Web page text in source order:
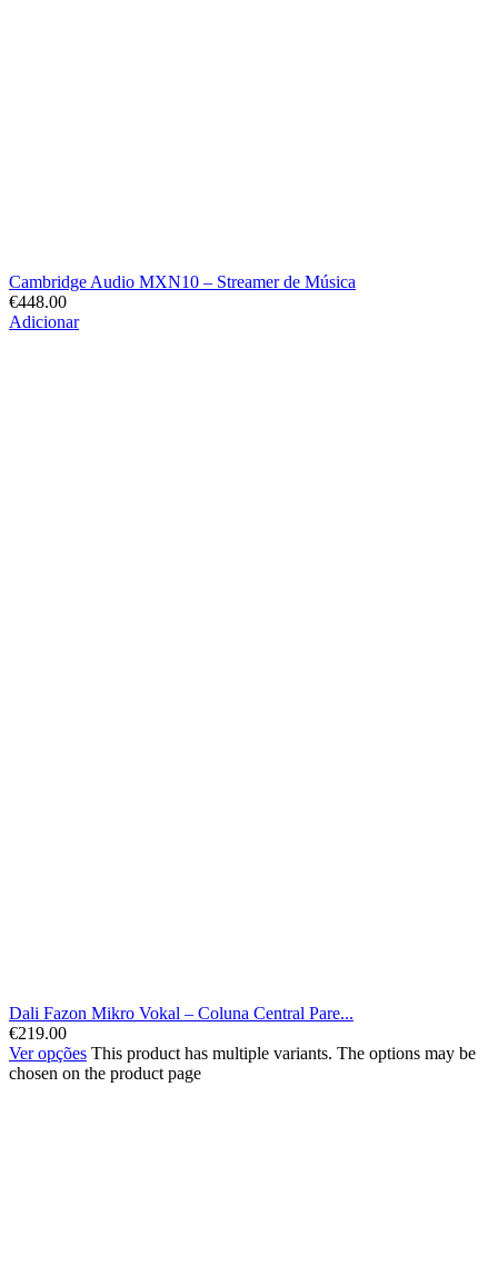
Cambridge Audio MXN10 – Streamer de Música
€448.00
Adicionar
Dali Fazon Mikro Vokal – Coluna Central Pare...
€219.00
Ver opções This product has multiple variants. The options may be
chosen on the product page